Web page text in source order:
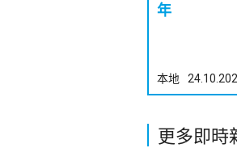
年
本地
更多即時